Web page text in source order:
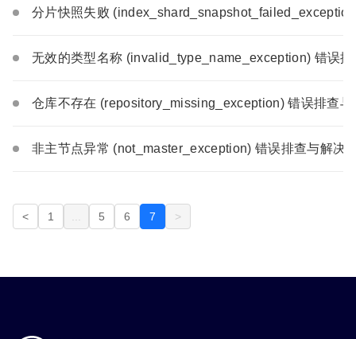
分片快照失败
无效的类型名称 (invalid_type_name_exception) 错误排
仓库不存在 (repository_missing_exception) 错误排查与
非主节点异常 (not_master_exception) 错误排查与解决
< 1 5 6 7 >